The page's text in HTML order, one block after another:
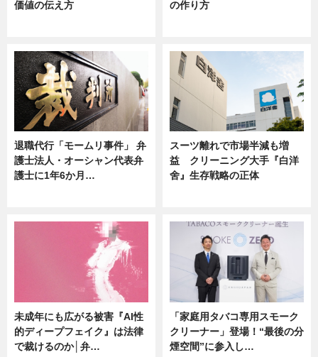
価値の伝え方
の作り方
退職代行「モームリ事件」 弁
護士法人・オーシャン代表弁
護士に1年6か月…
スーツ離れで市場半減も増
益 クリーニング大手『白洋
舍』生存戦略の正体
未成年にも広がる被害『AI性
的ディープフェイク』は法律
で裁けるのか│弁…
「家庭用タバコ専用スモーク
クリーナー」登場！“最後の分
煙空間”に参入し…